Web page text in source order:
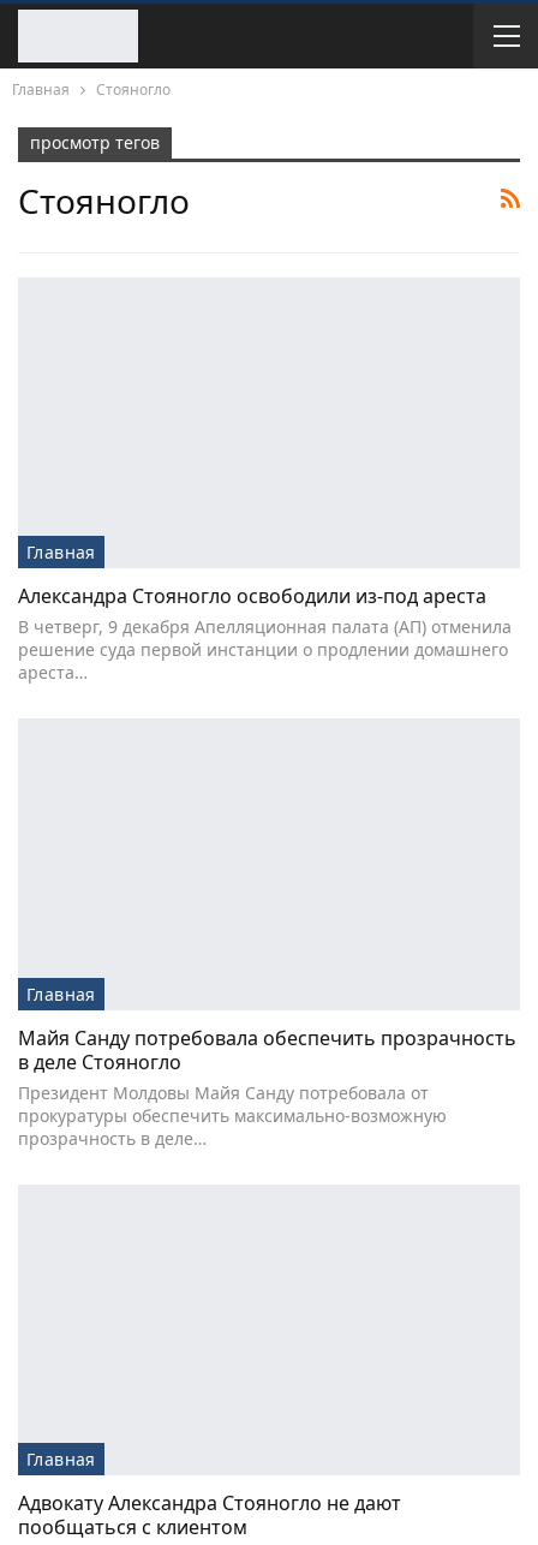
Главная Стояногло
просмотр тегов
Стояногло
Главная
Александра Стояногло освободили из-под ареста
В четверг, 9 декабря Апелляционная палата (АП) отменила
решение суда первой инстанции о продлении домашнего
ареста…
Главная
Майя Санду потребовала обеспечить прозрачность
в деле Стояногло
Президент Молдовы Майя Санду потребовала от
прокуратуры обеспечить максимально-возможную
прозрачность в деле…
Главная
Адвокату Александра Стояногло не дают
пообщаться с клиентом